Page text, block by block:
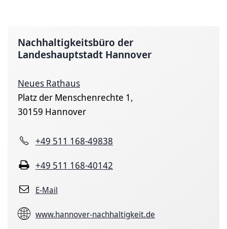
Nachhaltigkeitsbüro der
Landeshauptstadt Hannover
Neues Rathaus
Platz der Menschenrechte 1,
30159 Hannover
+49 511 168-49838
+49 511 168-40142
E-Mail
www.hannover-nachhaltigkeit.de